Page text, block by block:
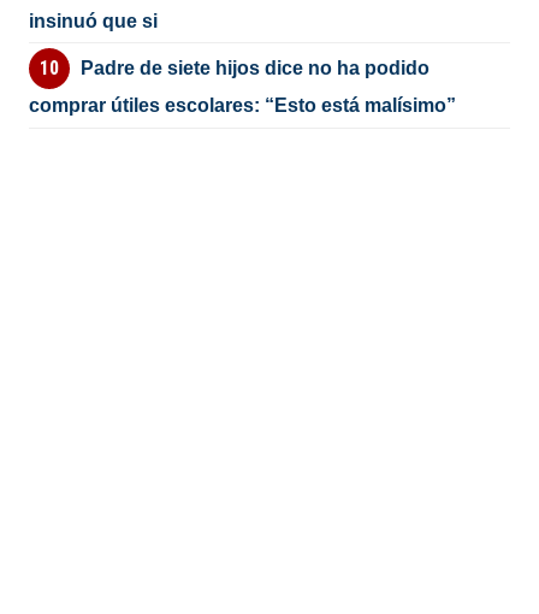
insinuó que si
Padre de siete hijos dice no ha podido
comprar útiles escolares: “Esto está malísimo”